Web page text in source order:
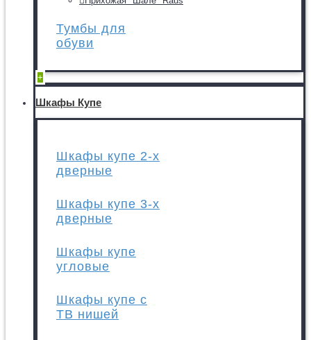
Тумбы для
обуви
+
Шкафы Купе
Шкафы купе 2-х
дверные
Шкафы купе 3-х
дверные
Шкафы купе
угловые
Шкафы купе с
ТВ нишей